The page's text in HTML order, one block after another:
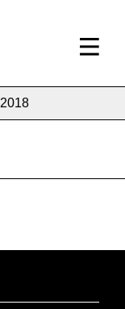
2018